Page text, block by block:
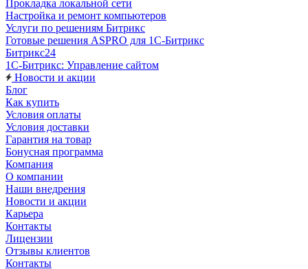
Прокладка локальной сети
Настройка и ремонт компьютеров
Услуги по решениям Битрикс
Готовые решения ASPRO для 1С-Битрикс
Битрикс24
1С-Битрикс: Управление сайтом
Новости и акции
Блог
Как купить
Условия оплаты
Условия доставки
Гарантия на товар
Бонусная программа
Компания
О компании
Наши внедрения
Новости и акции
Карьера
Контакты
Лицензии
Отзывы клиентов
Контакты